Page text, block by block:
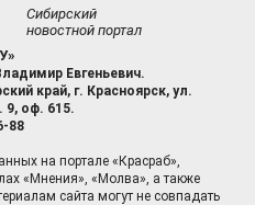
Сибирский
новостной портал
Евгеньевич.
край, г. Красноярск, ул.
оф. 615.
88
на портале «Красраб»,
«Мнения», «Молва», а также
сайта могут не совпадать